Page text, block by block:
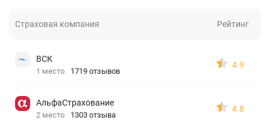
Страховая компания Рейтинг
ВСК
1 место 1719 отзывов
4.9
АльфаСтрахование
2 место 1303 отзыва
4.8